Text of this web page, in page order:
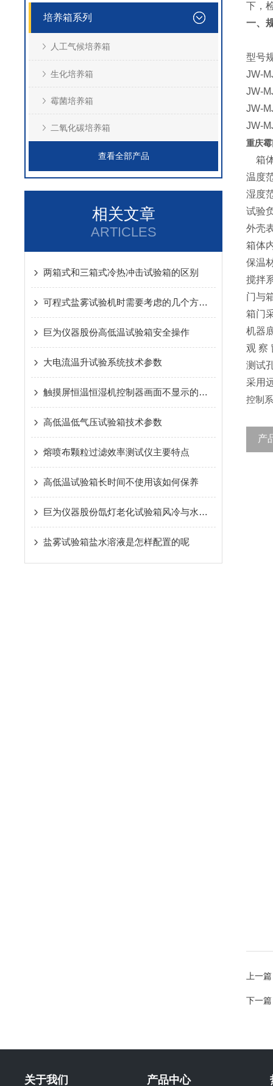
培养箱系列
人工气候培养箱
生化培养箱
霉菌培养箱
二氧化碳培养箱
查看全部产品
相关文章
ARTICLES
两箱式和三箱式冷热冲击试验箱的区别
可程式盐雾试验机时需要考虑的几个方面购买
巨为仪器股份高低温试验箱安全操作
大电流温升试验系统技术参数
触摸屏恒温恒湿机控制器画面不显示的原因
高低温低气压试验箱技术参数
熔喷布颗粒过滤效率测试仪主要特点
高低温试验箱长时间不使用该如何保养
巨为仪器股份氙灯老化试验箱风冷与水冷的区别
盐雾试验箱盐水溶液是怎样配置的呢
下，
一、
型号
JW-
JW-
JW-
JW-
重庆
箱
温度
湿度
试验
外壳
箱体
保温
搅拌
门与
箱门
机器
观 察
测试
采用
控制
产
上一
下一
关于我们 产品中心